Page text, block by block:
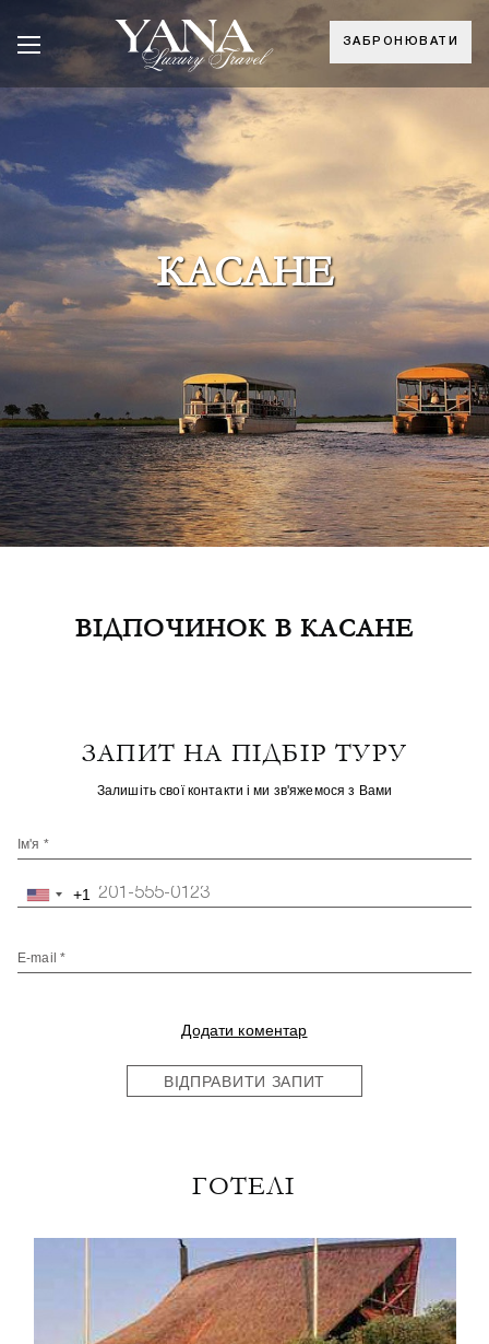
ЗАБРОНЮВАТИ
КАСАНЕ
ВІДПОЧИНОК В КАСАНЕ
ЗАПИТ НА ПІДБІР ТУРУ
Залишіть свої контакти і ми зв'яжемося з Вами
Ім'я *
United+1
E-mail *
Додати коментар
ВІДПРАВИТИ ЗАПИТ
ГОТЕЛІ